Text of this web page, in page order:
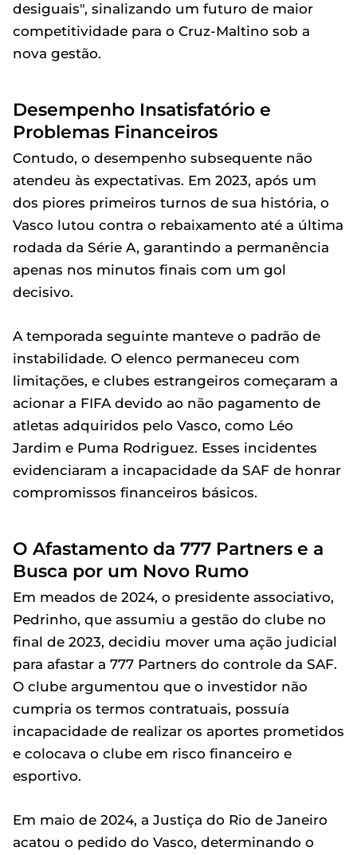
desiguais", sinalizando um futuro de maior
competitividade para o Cruz-Maltino sob a
nova gestão.
Desempenho Insatisfatório e
Problemas Financeiros
Contudo, o desempenho subsequente não
atendeu às expectativas. Em 2023, após um
dos piores primeiros turnos de sua história, o
Vasco lutou contra o rebaixamento até a última
rodada da Série A, garantindo a permanência
apenas nos minutos finais com um gol
decisivo.
A temporada seguinte manteve o padrão de
instabilidade. O elenco permaneceu com
limitações, e clubes estrangeiros começaram a
acionar a FIFA devido ao não pagamento de
atletas adquiridos pelo Vasco, como Léo
Jardim e Puma Rodriguez. Esses incidentes
evidenciaram a incapacidade da SAF de honrar
compromissos financeiros básicos.
O Afastamento da 777 Partners e a
Busca por um Novo Rumo
Em meados de 2024, o presidente associativo,
Pedrinho, que assumiu a gestão do clube no
final de 2023, decidiu mover uma ação judicial
para afastar a 777 Partners do controle da SAF.
O clube argumentou que o investidor não
cumpria os termos contratuais, possuía
incapacidade de realizar os aportes prometidos
e colocava o clube em risco financeiro e
esportivo.
Em maio de 2024, a Justiça do Rio de Janeiro
acatou o pedido do Vasco, determinando o